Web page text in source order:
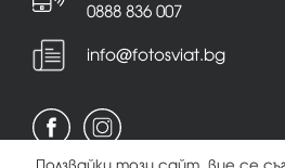
0888 836 007
info@fotosviat.bg